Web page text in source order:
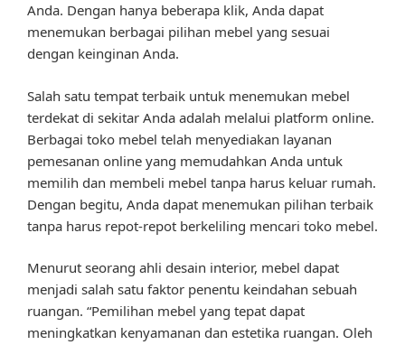
Anda. Dengan hanya beberapa klik, Anda dapat
menemukan berbagai pilihan mebel yang sesuai
dengan keinginan Anda.
Salah satu tempat terbaik untuk menemukan mebel
terdekat di sekitar Anda adalah melalui platform online.
Berbagai toko mebel telah menyediakan layanan
pemesanan online yang memudahkan Anda untuk
memilih dan membeli mebel tanpa harus keluar rumah.
Dengan begitu, Anda dapat menemukan pilihan terbaik
tanpa harus repot-repot berkeliling mencari toko mebel.
Menurut seorang ahli desain interior, mebel dapat
menjadi salah satu faktor penentu keindahan sebuah
ruangan. “Pemilihan mebel yang tepat dapat
meningkatkan kenyamanan dan estetika ruangan. Oleh